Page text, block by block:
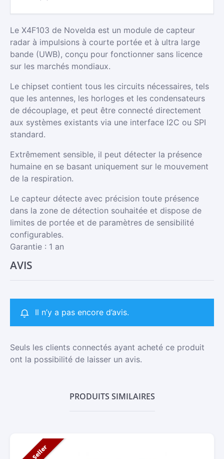
Le X4F103 de Novelda est un module de capteur
radar à impulsions à courte portée et à ultra large
bande (UWB), conçu pour fonctionner sans licence
sur les marchés mondiaux.
Le chipset contient tous les circuits nécessaires, tels
que les antennes, les horloges et les condensateurs
de découplage, et peut être connecté directement
aux systèmes existants via une interface I2C ou SPI
standard.
Extrêmement sensible, il peut détecter la présence
humaine en se basant uniquement sur le mouvement
de la respiration.
Le capteur détecte avec précision toute présence
dans la zone de détection souhaitée et dispose de
limites de portée et de paramètres de sensibilité
configurables.
Garantie : 1 an
AVIS
Il n’y a pas encore d’avis.
Seuls les clients connectés ayant acheté ce produit
ont la possibilité de laisser un avis.
PRODUITS SIMILAIRES